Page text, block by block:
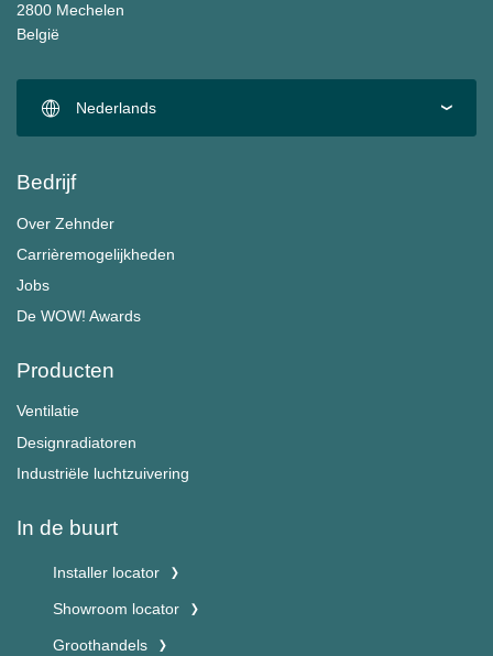
2800 Mechelen
België
Nederlands
Bedrijf
Over Zehnder
Carrièremogelijkheden
Jobs
De WOW! Awards
Producten
Ventilatie
Designradiatoren
Industriële luchtzuivering
In de buurt
Installer locator
Showroom locator
Groothandels